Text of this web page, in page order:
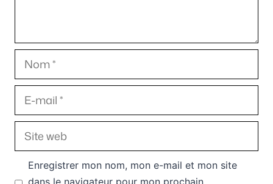
Nom
E-
mail
Site
web
Enregistrer mon nom, mon e-mail et mon site
dans le navigateur pour mon prochain